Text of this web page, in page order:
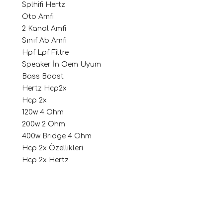
Splhifi Hertz
Oto Amfi
2 Kanal Amfi
Sınıf Ab Amfi
Hpf Lpf Filtre
Speaker İn Oem Uyum
Bass Boost
Hertz Hcp2x
Hcp 2x
120w 4 Ohm
200w 2 Ohm
400w Bridge 4 Ohm
Hcp 2x Özellikleri
Hcp 2x Hertz